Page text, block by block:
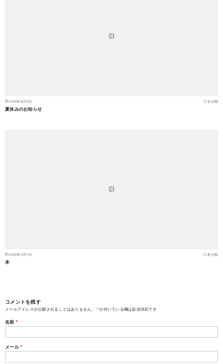
2016年8月3日 未分類
夏休みのお知らせ
2015年2月7日 未分類
本
コメントを残す
メールアドレスが公開されることはありません。 * が付いている欄は必須項目です
名前 *
メール *